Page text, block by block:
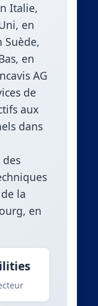
Italie,
en
Suède,
en
AG
de
aux
dans
la
en